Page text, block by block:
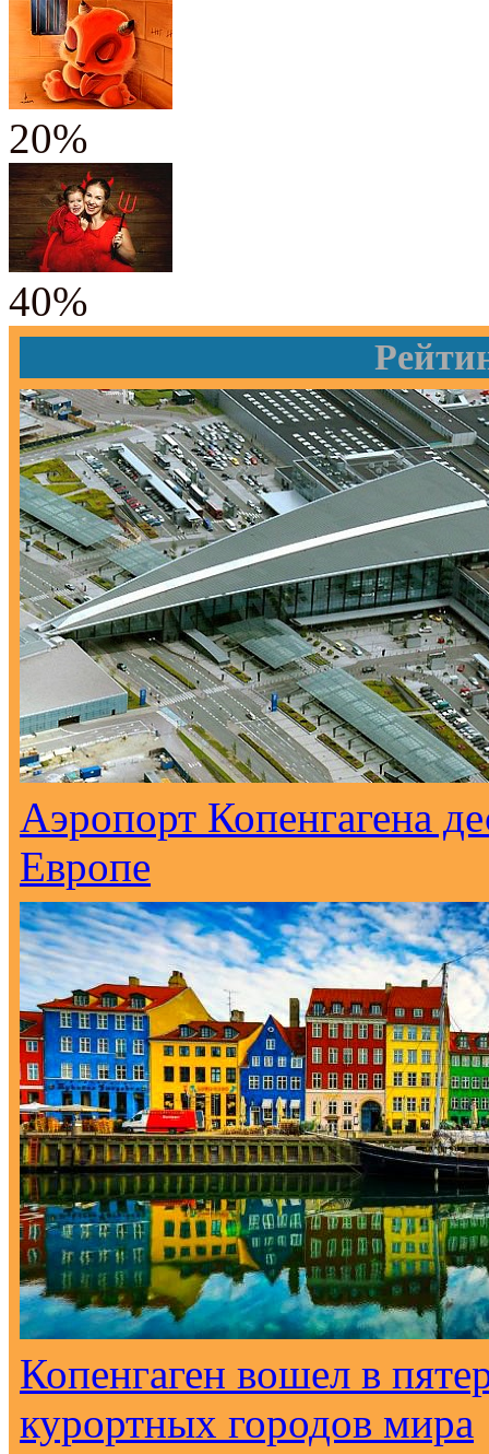
20%
40%
Аэропорт Копенгагена
Европе
Копенгаген вошел в
курортных городов мира